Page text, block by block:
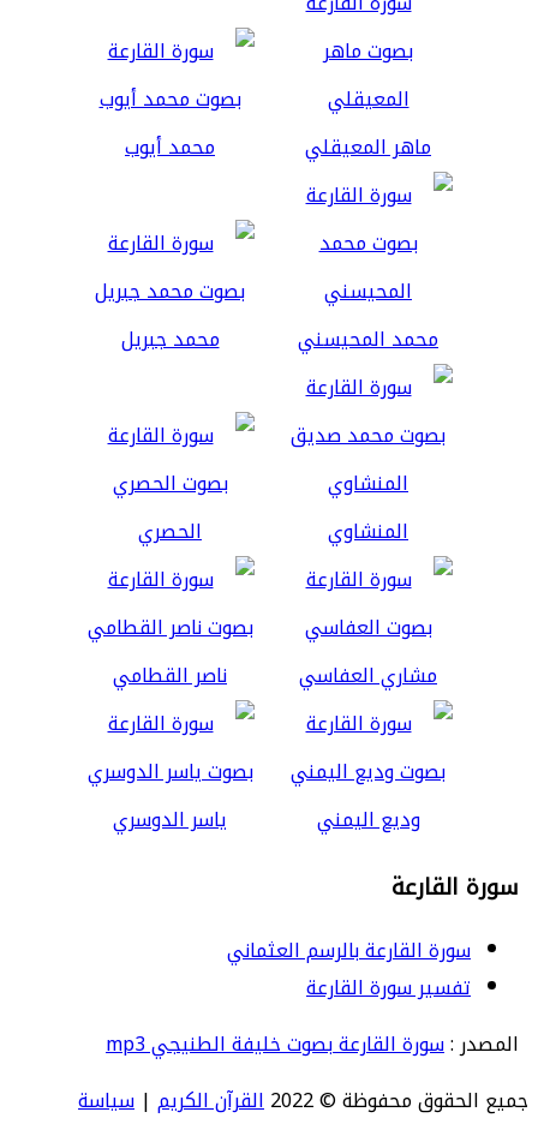
ماهر المعيقلي محمد أيوب
محمد المحيسني محمد جبريل
المنشاوي الحصري
مشاري العفاسي ناصر القطامي
وديع اليمني ياسر الدوسري
سورة القارعة
سورة القارعة بالرسم العثماني
تفسير سورة القارعة
المصدر :سورة القارعة بصوت خليفة الطنيجي mp3
جميع الحقوق محفوظة © 2022
القرآن الكريم | سياسة